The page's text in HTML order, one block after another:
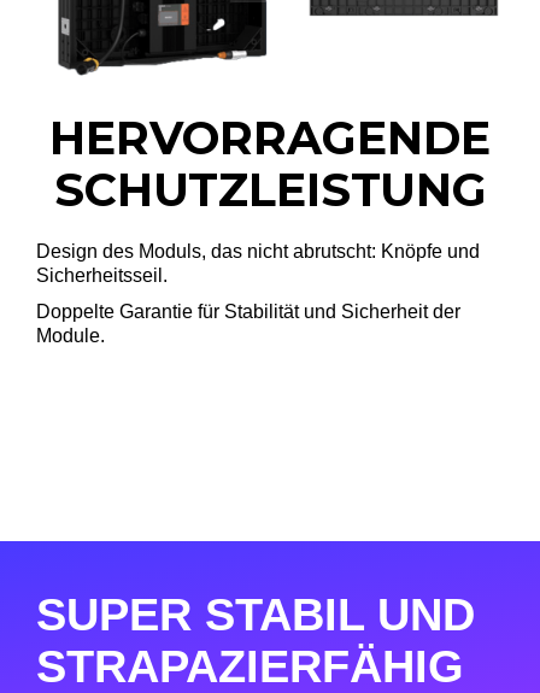
HERVORRAGENDE
SCHUTZLEISTUNG
Design des Moduls, das nicht abrutscht: Knöpfe und
Sicherheitsseil.
Doppelte Garantie für Stabilität und Sicherheit der
Module.
SUPER STABIL UND
STRAPAZIERFÄHIG